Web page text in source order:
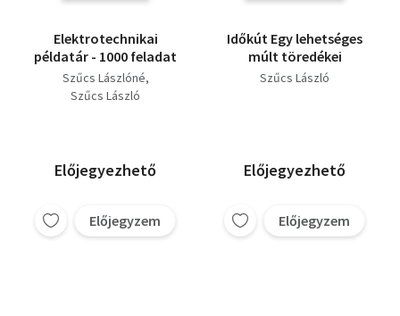
Elektrotechnikai
példatár - 1000 feladat
Szűcs Lászlóné
Szűcs László
Előjegyezhető
Előjegyzem
Időkút Egy lehetséges
múlt töredékei
Szűcs László
Előjegyezhető
Előjegyzem